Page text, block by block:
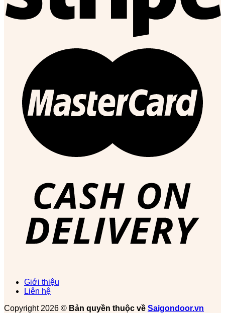
Giới thiệu
Liên hệ
Copyright 2026 © Bản quyền thuộc về Saigondoor.vn